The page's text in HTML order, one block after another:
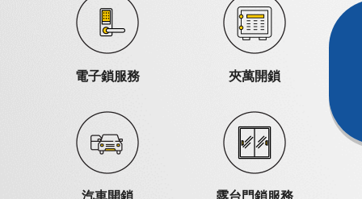
電子鎖服務 夾萬開鎖
汽車開鎖 露台門鎖服務